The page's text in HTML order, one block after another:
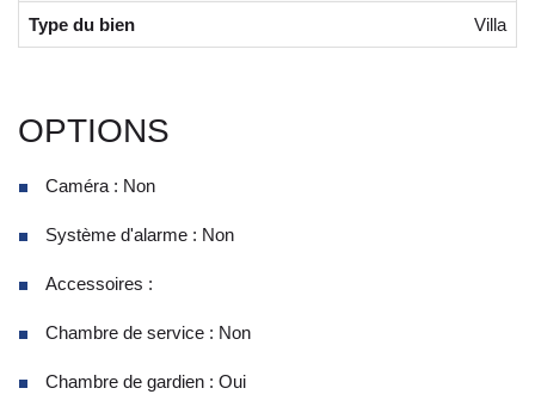
Type du bien Villa
OPTIONS
Caméra : Non
Système d'alarme : Non
Accessoires :
Chambre de service : Non
Chambre de gardien : Oui